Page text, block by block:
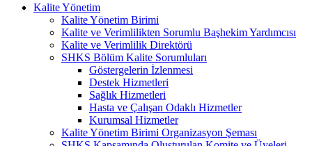
Kalite Yönetim
Kalite Yönetim Birimi
Kalite ve Verimlilikten Sorumlu Başhekim Yardımcısı
Kalite ve Verimlilik Direktörü
SHKS Bölüm Kalite Sorumluları
Göstergelerin İzlenmesi
Destek Hizmetleri
Sağlık Hizmetleri
Hasta ve Çalışan Odaklı Hizmetler
Kurumsal Hizmetler
Kalite Yönetim Birimi Organizasyon Şeması